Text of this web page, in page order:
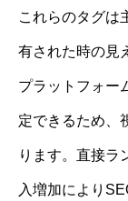
これらのタグは
有された時の見
プラットフォー
定できるため、
ります。直接ラ
入増加により